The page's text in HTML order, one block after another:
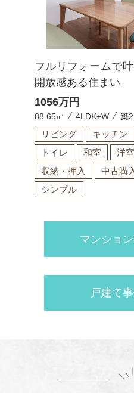
フルリフォームで
開放感ある住まい
1056万円
88.65㎡ 4LDK+W 築
リビング キッチン
トイレ
和室 洋室
収納・押入
中古購
シンプル
マンショ
戸建て